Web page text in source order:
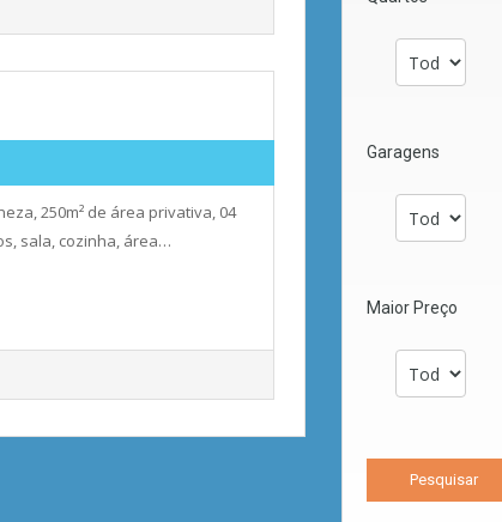
250m² de área privativa, 04
sala, cozinha, área…
Garagens
Maior Preço